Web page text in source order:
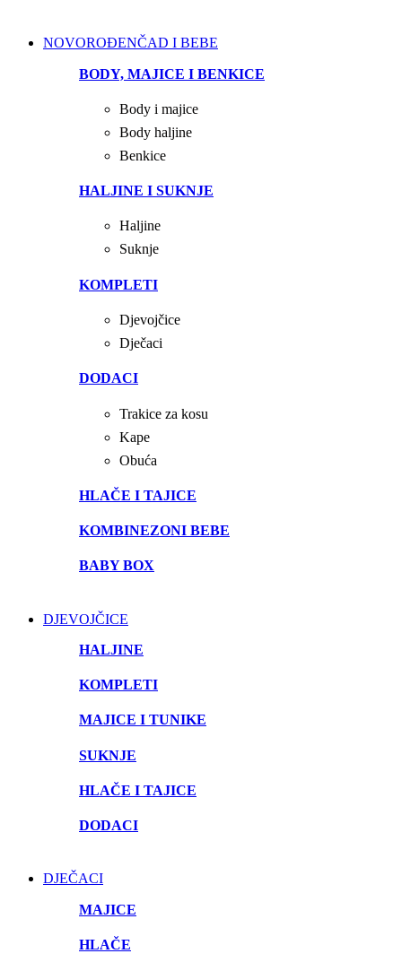
NOVOROĐENČAD I BEBE
BODY, MAJICE I BENKICE
Body i majice
Body haljine
Benkice
HALJINE I SUKNJE
Haljine
Suknje
KOMPLETI
Djevojčice
Dječaci
DODACI
Trakice za kosu
Kape
Obuća
HLAČE I TAJICE
KOMBINEZONI BEBE
BABY BOX
DJEVOJČICE
HALJINE
KOMPLETI
MAJICE I TUNIKE
SUKNJE
HLAČE I TAJICE
DODACI
DJEČACI
MAJICE
HLAČE